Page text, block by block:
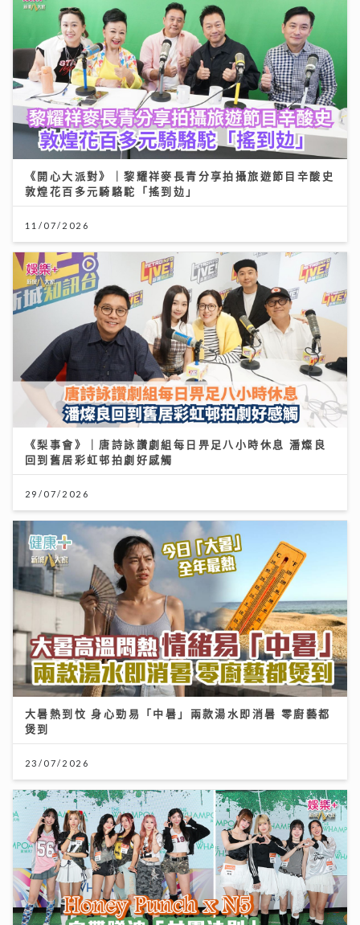
《開心大派對》｜黎耀祥麥長青分享拍攝旅遊節目辛酸史
敦煌花百多元騎駱駝「搖到攰」
11/07/2026
《梨事會》｜唐詩詠讚劇組每日畀足八小時休息 潘燦良
回到舊居彩虹邨拍劇好感觸
29/07/2026
大暑熱到忟 身心勁易「中暑」兩款湯水即消暑 零廚藝都
煲到
23/07/2026